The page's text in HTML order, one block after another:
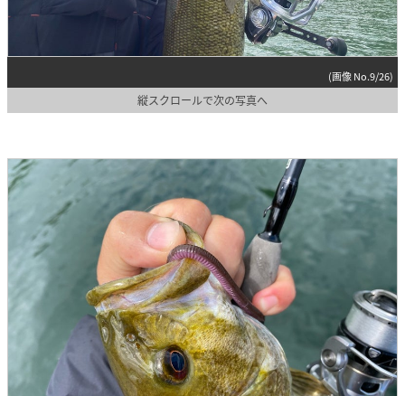
(画像 No.9/26)
縦スクロールで次の写真へ